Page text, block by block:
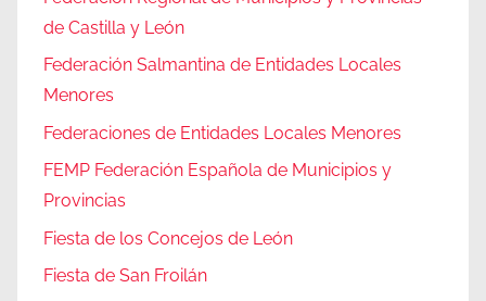
de Castilla y León
Federación Salmantina de Entidades Locales
Menores
Federaciones de Entidades Locales Menores
FEMP Federación Española de Municipios y
Provincias
Fiesta de los Concejos de León
Fiesta de San Froilán